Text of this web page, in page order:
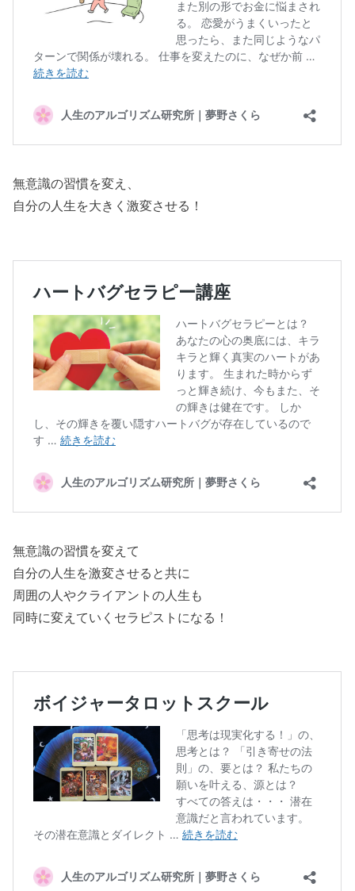
無意識の習慣を変え、
自分の人生を大きく激変させる！
無意識の習慣を変えて
自分の人生を激変させると共に
周囲の人やクライアントの人生も
同時に変えていくセラピストになる！